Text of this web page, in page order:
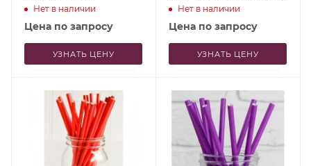
оранжевый, белый, 250
Нет в наличии
Цена по запросу
УЗНАТЬ ЦЕНУ
штНет в наличии
Цена по запросу
УЗНАТЬ ЦЕНУ